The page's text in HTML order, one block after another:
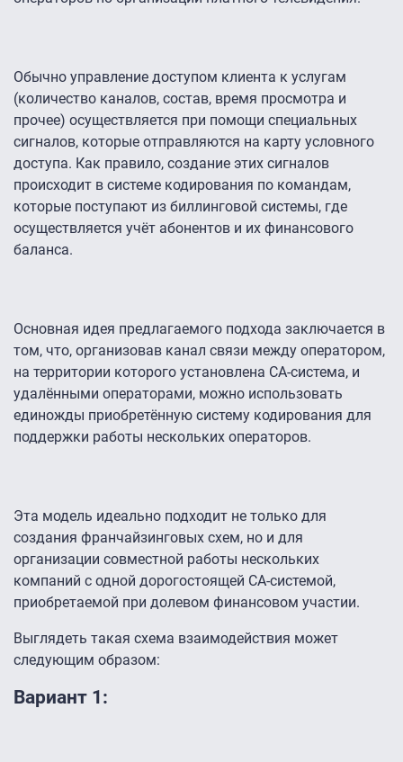
Обычно управление доступом клиента к услугам
(количество каналов, состав, время просмотра и
прочее) осуществляется при помощи специальных
сигналов, которые отправляются на карту условного
доступа. Как правило, создание этих сигналов
происходит в системе кодирования по командам,
которые поступают из биллинговой системы, где
осуществляется учёт абонентов и их финансового
баланса.
Основная идея предлагаемого подхода заключается в
том, что, организовав канал связи между оператором,
на территории которого установлена CA-система, и
удалёнными операторами, можно использовать
единожды приобретённую систему кодирования для
поддержки работы нескольких операторов.
Эта модель идеально подходит не только для
создания франчайзинговых схем, но и для
организации совместной работы нескольких
компаний с одной дорогостоящей CA-системой,
приобретаемой при долевом финансовом участии.
Выглядеть такая схема взаимодействия может
следующим образом:
Вариант 1: